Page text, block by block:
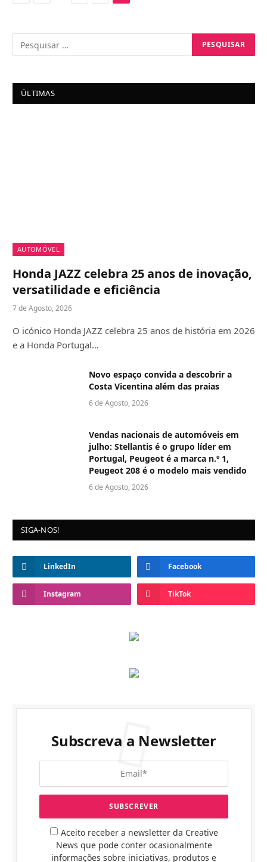
ÚLTIMAS
AUTOMÓVEL
Honda JAZZ celebra 25 anos de inovação,
versatilidade e eficiência
7 de Agosto, 2026
O icónico Honda JAZZ celebra 25 anos de história em 2026
e a Honda Portugal…
Novo espaço convida a descobrir a
Costa Vicentina além das praias
6 de Agosto, 2026
Vendas nacionais de automóveis em
julho: Stellantis é o grupo líder em
Portugal, Peugeot é a marca n.º 1,
Peugeot 208 é o modelo mais vendido
6 de Agosto, 2026
SIGA-NOS!
LinkedIn Facebook
Instagram TikTok
Subscreva a Newsletter
Aceito receber a newsletter da Creative
News que pode conter ocasionalmente
informações sobre iniciativas, produtos e